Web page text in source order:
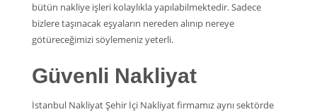
bütün nakliye işleri kolaylıkla yapılabilmektedir. Sadece
bizlere taşınacak eşyaların nereden alınıp nereye
götüreceğimizi söylemeniz yeterli.
Güvenli Nakliyat
İstanbul Nakliyat Şehir İçi Nakliyat firmamız aynı sektörde